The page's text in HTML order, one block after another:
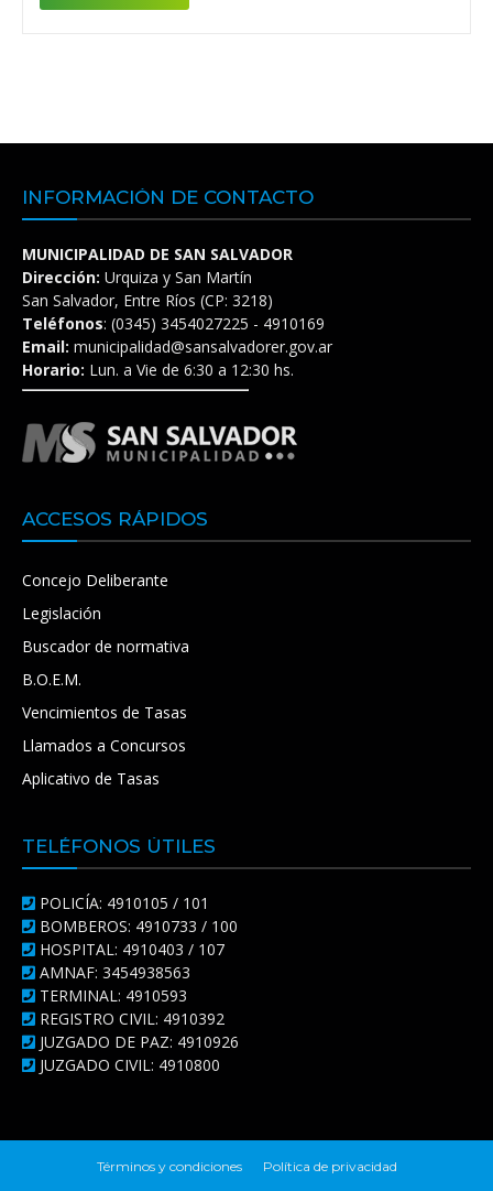
INFORMACIÓN DE CONTACTO
MUNICIPALIDAD DE SAN SALVADOR
Dirección: Urquiza y San Martín
San Salvador, Entre Ríos (CP: 3218)
Teléfonos: (0345) 3454027225 - 4910169
Email: municipalidad@sansalvadorer.gov.ar
Horario: Lun. a Vie de 6:30 a 12:30 hs.
ACCESOS RÁPIDOS
Concejo Deliberante
Legislación
Buscador de normativa
B.O.E.M.
Vencimientos de Tasas
Llamados a Concursos
Aplicativo de Tasas
TELÉFONOS ÚTILES
POLICÍA: 4910105 / 101
BOMBEROS: 4910733 / 100
HOSPITAL: 4910403 / 107
AMNAF: 3454938563
TERMINAL: 4910593
REGISTRO CIVIL: 4910392
JUZGADO DE PAZ: 4910926
JUZGADO CIVIL: 4910800
Términos y condiciones Política de privacidad